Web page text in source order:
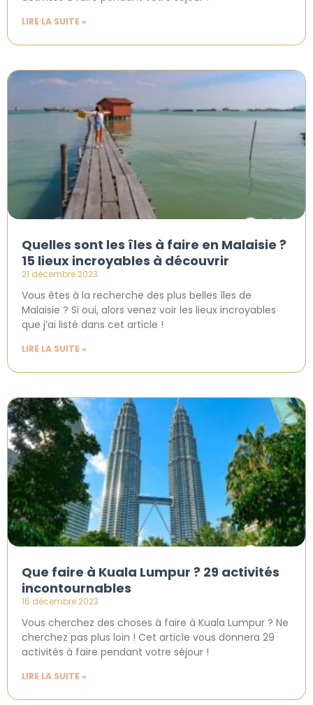
LIRE LA SUITE »
Quelles sont les îles à faire en Malaisie ?
15 lieux incroyables à découvrir
21 décembre 2023
Vous êtes à la recherche des plus belles îles de
Malaisie ? Si oui, alors venez voir les lieux incroyables
que j’ai listé dans cet article !
LIRE LA SUITE »
Que faire à Kuala Lumpur ? 29 activités
incontournables
16 décembre 2023
Vous cherchez des choses à faire à Kuala Lumpur ? Ne
cherchez pas plus loin ! Cet article vous donnera 29
activités à faire pendant votre séjour !
LIRE LA SUITE »